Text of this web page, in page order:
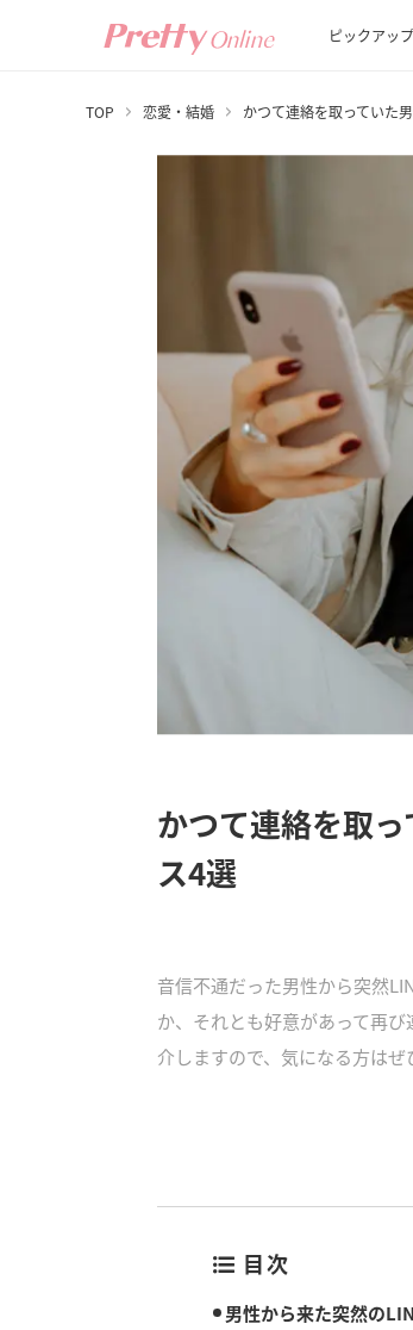
ピックアップ
TOP 恋愛・結婚 かつて連絡を取っていた
かつて連絡を取
ス4選
音信不通だった男性から突然
か、それとも好意があって再
介しますので、気になる方はぜ
目次
男性から来た突然の